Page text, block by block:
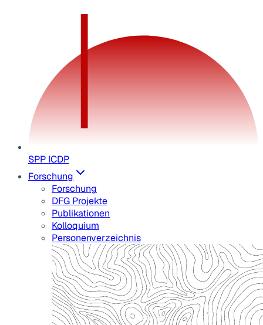
SPP ICDP
Forschung
Forschung
DFG Projekte
Publikationen
Kolloquium
Personenverzeichnis